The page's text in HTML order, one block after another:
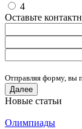
4
Оставьте
Отправляя форму, вы
Далее
Новые статьи
Олимпиады